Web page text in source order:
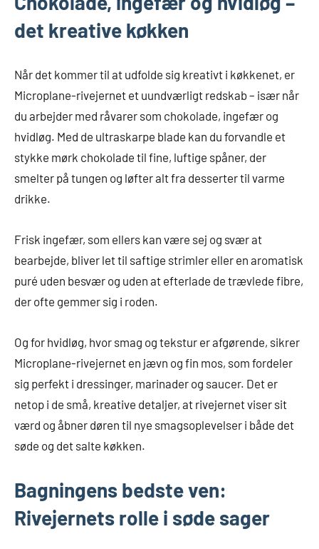
det kreative køkken
Når det kommer til at udfolde sig kreativt i køkkenet, er
Microplane-rivejernet et uundværligt redskab – især når
du arbejder med råvarer som chokolade, ingefær og
hvidløg. Med de ultraskarpe blade kan du forvandle et
stykke mørk chokolade til fine, luftige spåner, der
smelter på tungen og løfter alt fra desserter til varme
drikke.
Frisk ingefær, som ellers kan være sej og svær at
bearbejde, bliver let til saftige strimler eller en aromatisk
puré uden besvær og uden at efterlade de trævlede fibre,
der ofte gemmer sig i roden.
Og for hvidløg, hvor smag og tekstur er afgørende, sikrer
Microplane-rivejernet en jævn og fin mos, som fordeler
sig perfekt i dressinger, marinader og saucer. Det er
netop i de små, kreative detaljer, at rivejernet viser sit
værd og åbner døren til nye smagsoplevelser i både det
søde og det salte køkken.
Bagningens bedste ven:
Rivejernets rolle i søde sager